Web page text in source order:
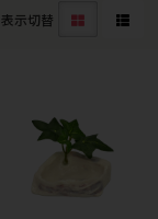
表示切替